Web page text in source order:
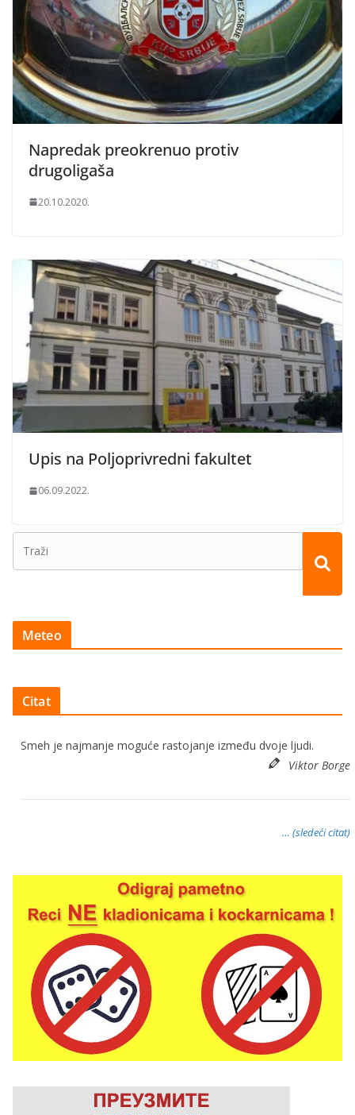
Napredak preokrenuo protiv
drugoligaša
20.10.2020.
Upis na Poljoprivredni fakultet
06.09.2022.
Meteo
Citat
Smeh je najmanje moguće rastojanje između dvoje ljudi.
Viktor Borge
… (sledeći citat)